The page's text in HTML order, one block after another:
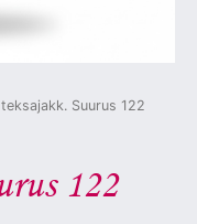
Suurus 122
122